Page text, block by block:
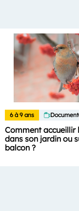
6 à 9 ans
Comment accueillir
dans son jardin ou
balcon ?